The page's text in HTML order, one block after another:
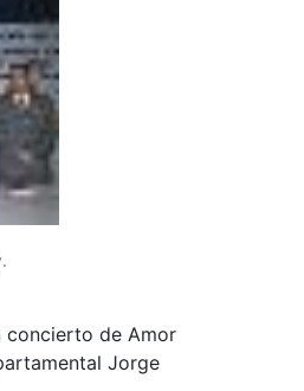
concierto de Amor
Jorge